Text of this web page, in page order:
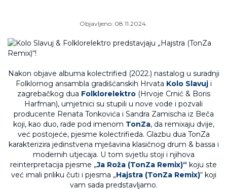
Objavljeno: 08.11.2024.
Nakon objave albuma kolectrified (2022.) nastalog u suradnji
Folklornog ansambla gradišćanskih Hrvata Kolo Slavuj i
zagrebačkog dua Folklorelektro(Hrvoje Crnić & Boris
Harfman), umjetnici su stupili u nove vode i pozvali
producente Renata Tonkovića i Sandra Zamischa iz Beča
koji, kao duo, rade pod imenom TonZa, da remixaju dvije,
već postojeće, pjesme kolectrifieda. Glazbu dua TonZa
karakterizira jedinstvena mješavina klasičnog drum & bassa i
modernih utjecaja. U tom svjetlu stoji i njihova
reinterpretacija pjesme „Ja Roža (TonZa Remix)“ koju ste
već imali priliku čuti i pjesma „Hajstra (TonZa Remix)“ koji
vam sada predstavljamo.